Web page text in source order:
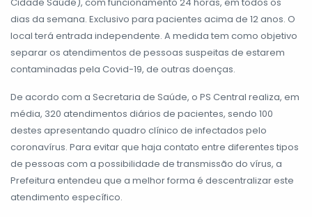
dias da semana. Exclusivo para pacientes acima de 12 anos. O
local terá entrada independente. A medida tem como objetivo
separar os atendimentos de pessoas suspeitas de estarem
contaminadas pela Covid-19, de outras doenças.
De acordo com a Secretaria de Saúde, o PS Central realiza, em
média, 320 atendimentos diários de pacientes, sendo 100
destes apresentando quadro clínico de infectados pelo
coronavírus. Para evitar que haja contato entre diferentes tipos
de pessoas com a possibilidade de transmissão do vírus, a
Prefeitura entendeu que a melhor forma é descentralizar este
atendimento específico.